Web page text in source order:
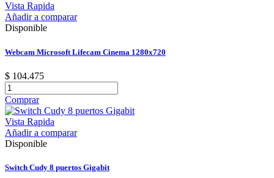
Vista Rapida
Añadir a comparar
Disponible
Webcam Microsoft Lifecam Cinema 1280x720
$ 104.475
Comprar
Vista Rapida
Añadir a comparar
Disponible
Switch Cudy 8 puertos Gigabit